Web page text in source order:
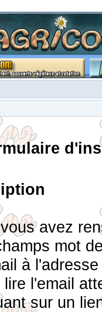
avez
mot
à
l'email
sur un